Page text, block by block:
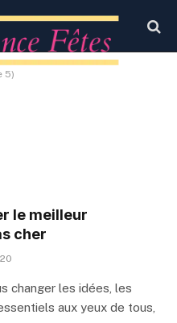
5)
le meilleur
cher
changer les idées, les
aux yeux de tous,